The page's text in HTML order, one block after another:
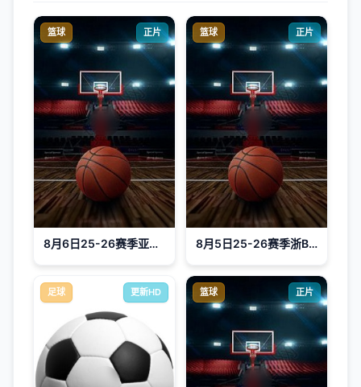
篮球 正片
8月6日25-26赛季亚洲大学生篮球联赛 廷世大学VS政治大学
篮球 正片
8月5日25-26赛季浙BA 磐安74VS91永康
足球 更新HD 篮球 正片